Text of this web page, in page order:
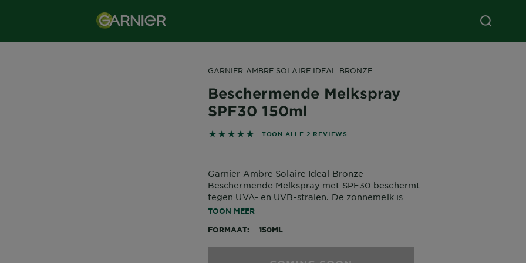
GARNIER AMBRE SOLAIRE IDEAL BRONZE
Beschermende Melkspray
SPF30 150ml
5 out of 5 stars based on reviews
TOON ALLE 2 REVIEWS
Garnier Ambre Solaire Ideal Bronze
Beschermende Melkspray met SPF30 beschermt
tegen UVA- en UVB-stralen. De zonnemelk is
waterresistent, plakt niet en geeft een stralende
producten van Garnier bescherm je de huid terwijl
TOON MEER
FORMAAT 150ML